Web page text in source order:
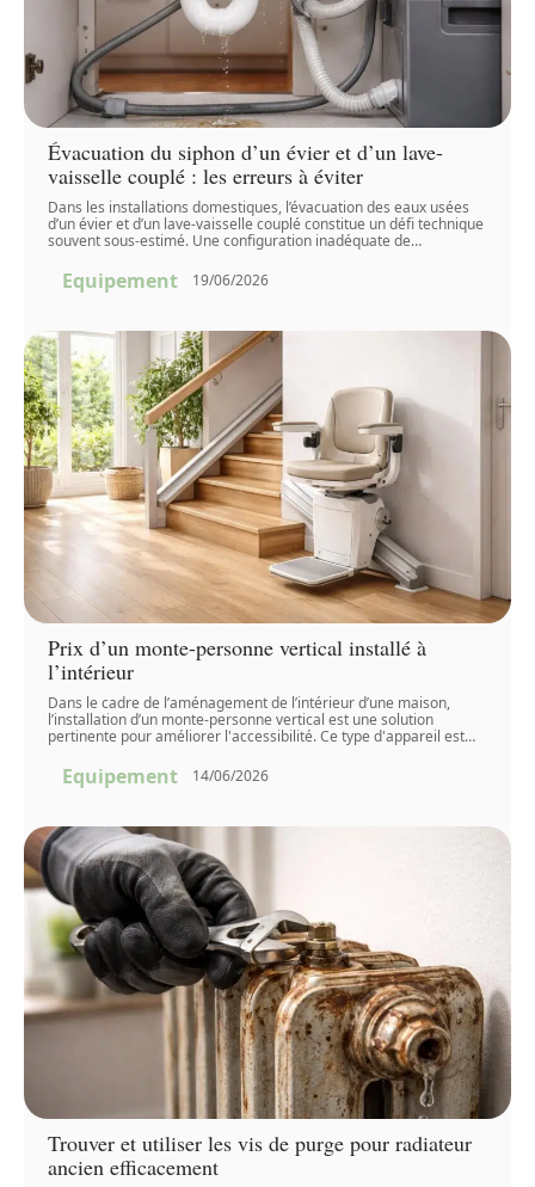
Évacuation du siphon d’un évier et d’un lave-
vaisselle couplé : les erreurs à éviter
Dans les installations domestiques, l’évacuation des eaux usées
d’un évier et d’un lave-vaisselle couplé constitue un défi technique
souvent sous-estimé. Une configuration inadéquate de…
Equipement 19/06/2026
Prix d’un monte-personne vertical installé à
l’intérieur
Dans le cadre de l’aménagement de l’intérieur d’une maison,
l’installation d’un monte-personne vertical est une solution
pertinente pour améliorer l'accessibilité. Ce type d'appareil est…
Equipement 14/06/2026
Trouver et utiliser les vis de purge pour radiateur
ancien efficacement